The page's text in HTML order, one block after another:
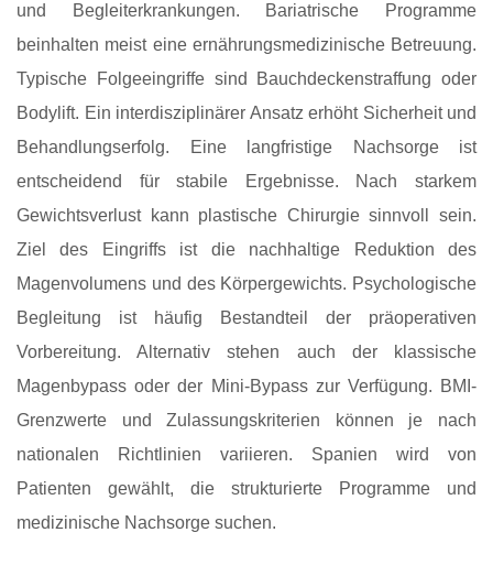
und Begleiterkrankungen. Bariatrische Programme
beinhalten meist eine ernährungsmedizinische Betreuung.
Typische Folgeeingriffe sind Bauchdeckenstraffung oder
Bodylift. Ein interdisziplinärer Ansatz erhöht Sicherheit und
Behandlungserfolg. Eine langfristige Nachsorge ist
entscheidend für stabile Ergebnisse. Nach starkem
Gewichtsverlust kann plastische Chirurgie sinnvoll sein.
Ziel des Eingriffs ist die nachhaltige Reduktion des
Magenvolumens und des Körpergewichts. Psychologische
Begleitung ist häufig Bestandteil der präoperativen
Vorbereitung. Alternativ stehen auch der klassische
Magenbypass oder der Mini-Bypass zur Verfügung. BMI-
Grenzwerte und Zulassungskriterien können je nach
nationalen Richtlinien variieren. Spanien wird von
Patienten gewählt, die strukturierte Programme und
medizinische Nachsorge suchen.